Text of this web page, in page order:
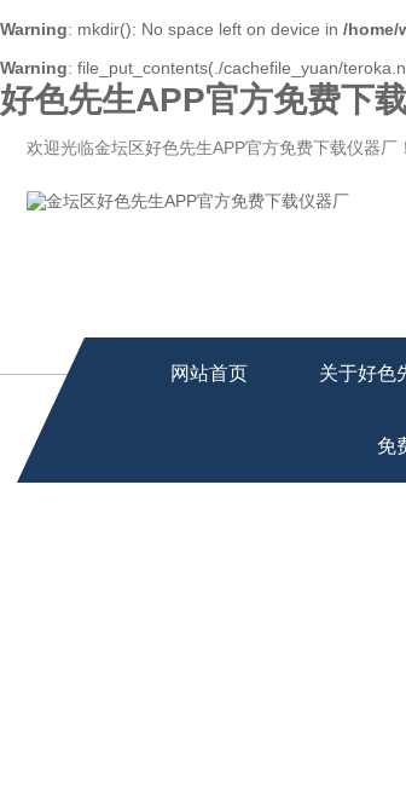
Warning: mkdir(): No space left on device in /home/
Warning: file_put_contents(./cachefile_yuan/
好色先生APP官方免费下
欢迎光临金坛区好色先生APP官方免费下载仪器厂！
网站首页 关于好色
免